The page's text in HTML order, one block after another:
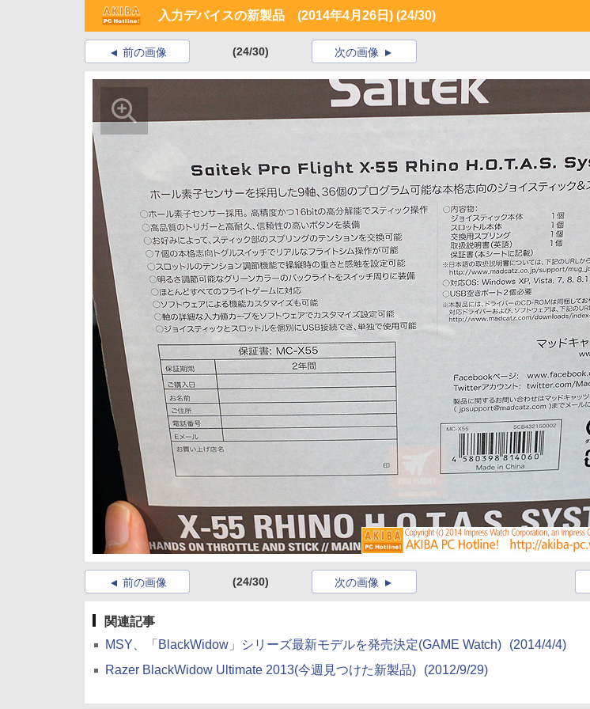
入力デバイスの新製品 (2014年4月26日) (24/30)
前の画像 (24/30) 次の画像
前の画像 (24/30) 次の画像
関連記事
MSY、「BlackWidow」シリーズ最新モデルを発売決定(GAME Watch)
(2014/4/4)
Razer BlackWidow Ultimate 2013(今週見つけた新製品)
(2012/9/29)